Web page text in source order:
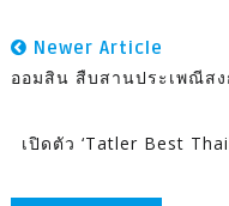
Newer Article
ออมสิน สืบสานประเพณีส
เปิดตัว ‘Tatler Best